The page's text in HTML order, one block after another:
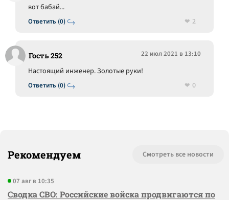
Ответить (0)
вот бабай...
2
Гость 252 22 июл 2021 в 13:10
Ответить (0)
Настоящий инженер. Золотые руки!
0
Рекомендуем Смотреть все новости
07 авг в 10:35
Сводка СВО: Российские войска продвигаются по